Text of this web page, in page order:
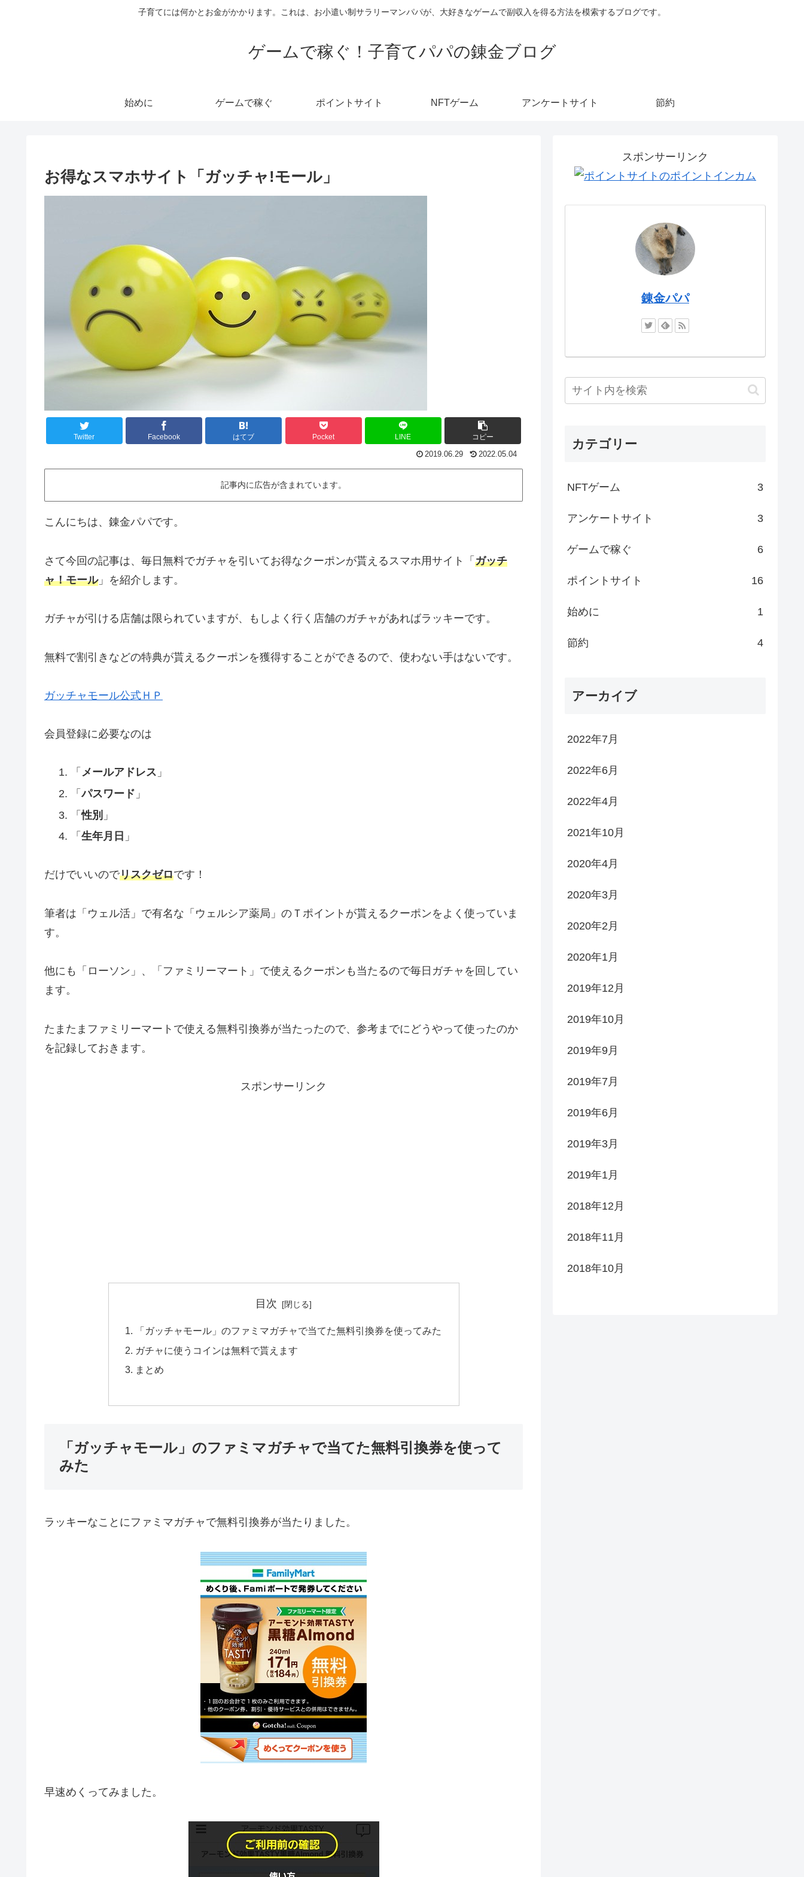
子育てには何かとお金がかかります。これは、お小遣い制サラリーマンパパが、大好きなゲームで副収入を得る方法を模索するブログです。
ゲームで稼ぐ！子育てパパの錬金ブログ
始めに ゲームで稼ぐ ポイントサイト NFTゲーム アンケートサイト 節約
お得なスマホサイト「ガッチャ!モール」
Twitter Facebook はてブ Pocket LINE コピー
2019.06.29 2022.05.04
記事内に広告が含まれています。
こんにちは、錬金パパです。
さて今回の記事は、毎日無料でガチャを引いてお得なクーポンが貰えるスマホ用サイト「 ガッチ
ャ！モール」を紹介します。
ガチャが引ける店舗は限られていますが、もしよく行く店舗のガチャがあればラッキーです。
無料で割引きなどの特典が貰えるクーポンを獲得することができるので、使わない手はないです。
ガッチャモール公式ＨＰ
会員登録に必要なのは
「 メールアドレス 」
「パスワード 」
「性別 」
「 生年月日 」
だけでいいのでリスクゼロです！
筆者は「ウェル活」で有名な「ウェルシア薬局」のＴポイントが貰えるクーポンをよく使っていま
す。
他にも「ローソン」、「ファミリーマート」で使えるクーポンも当たるので毎日ガチャを回してい
ます。
たまたまファミリーマートで使える無料引換券が当たったので、参考までにどうやって使ったのか
を記録しておきます。
スポンサーリンク
目次
「ガッチャモール」のファミマガチャで当てた無料引換券を使ってみた
ガチャに使うコインは無料で貰えます
まとめ
「ガッチャモール」のファミマガチャで当てた無料引換券を使って
みた
ラッキーなことにファミマガチャで無料引換券が当たりました。
早速めくってみました。
スポンサーリンク
錬金パパ
カテゴリー
NFTゲーム 3
アンケートサイト 3
ゲームで稼ぐ 6
ポイントサイト 16
始めに 1
節約 4
アーカイブ
2022年7月
2022年6月
2022年4月
2021年10月
2020年4月
2020年3月
2020年2月
2020年1月
2019年12月
2019年10月
2019年9月
2019年7月
2019年6月
2019年3月
2019年1月
2018年12月
2018年11月
2018年10月